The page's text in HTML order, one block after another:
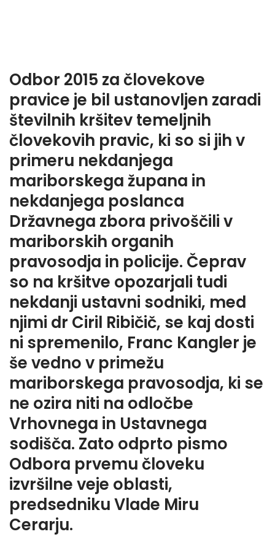
Odbor 2015 za človekove
pravice je bil ustanovljen zaradi
številnih kršitev temeljnih
človekovih pravic, ki so si jih v
primeru nekdanjega
mariborskega župana in
nekdanjega poslanca
Državnega zbora privoščili v
mariborskih organih
pravosodja in policije. Čeprav
so na kršitve opozarjali tudi
nekdanji ustavni sodniki, med
njimi dr Ciril Ribičič, se kaj dosti
ni spremenilo, Franc Kangler je
še vedno v primežu
mariborskega pravosodja, ki se
ne ozira niti na odločbe
Vrhovnega in Ustavnega
sodišča. Zato odprto pismo
Odbora prvemu človeku
izvršilne veje oblasti,
predsedniku Vlade Miru
Cerarju.